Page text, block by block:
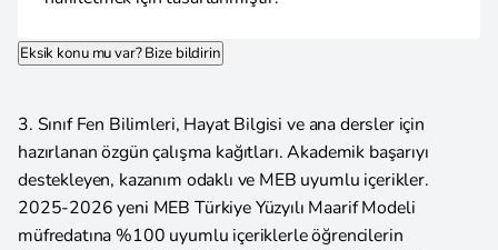
Eksik konu mu var? Bize bildirin
3. Sınıf Fen Bilimleri, Hayat Bilgisi ve ana dersler için
hazırlanan özgün çalışma kağıtları. Akademik başarıyı
destekleyen, kazanım odaklı ve MEB uyumlu içerikler.
2025-2026 yeni MEB Türkiye Yüzyılı Maarif Modeli
müfredatına %100 uyumlu içeriklerle öğrencilerin